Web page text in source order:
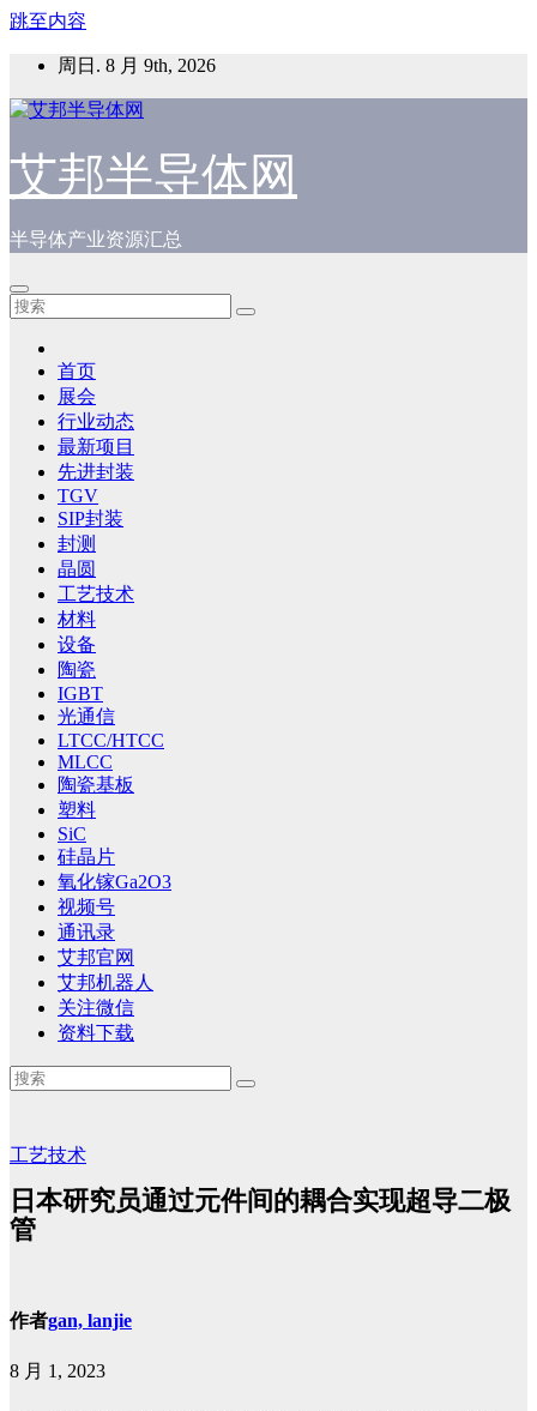
跳至内容
周日. 8 月 9th, 2026
艾邦半导体网
半导体产业资源汇总
首页
展会
行业动态
最新项目
先进封装
TGV
SIP封装
封测
晶圆
工艺技术
材料
设备
陶瓷
IGBT
光通信
LTCC/HTCC
MLCC
陶瓷基板
塑料
SiC
硅晶片
氧化镓Ga2O3
视频号
通讯录
艾邦官网
艾邦机器人
关注微信
资料下载
工艺技术
日本研究员通过元件间的耦合实现超导二极
管
作者gan, lanjie
8 月 1, 2023